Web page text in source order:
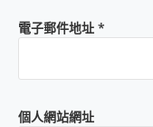
電子郵件地址 *
個人網站網址